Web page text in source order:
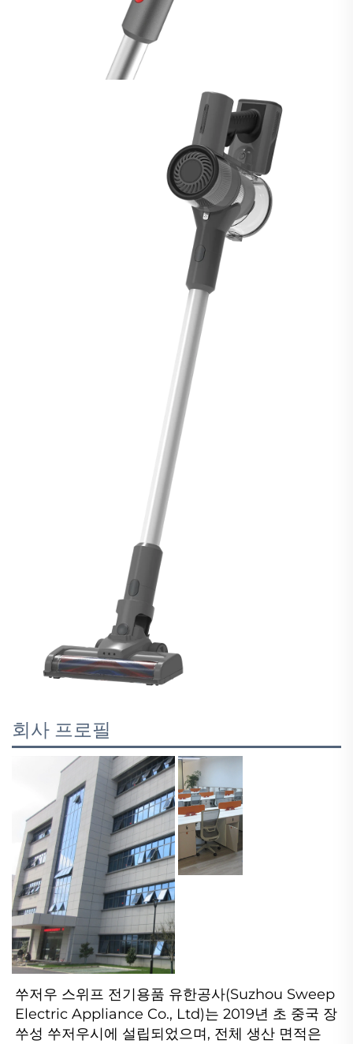
회사 프로필
쑤저우 스위프 전기용품 유한공사(Suzhou Sweep
Electric Appliance Co., Ltd)는 2019년 초 중국 장
쑤성 쑤저우시에 설립되었으며, 전체 생산 면적은